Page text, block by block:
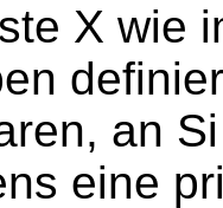
X wie
an
eine